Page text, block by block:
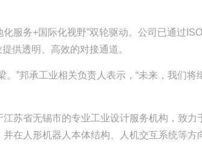
服务+国际化视野”双轮驱动。公司已通过
供透明、高效的对接通道。
”邦承工业相关负责人表示，“未来，我们
苏省无锡市的专业工业设计服务机构，致
在人形机器人本体结构、人机交互系统等方